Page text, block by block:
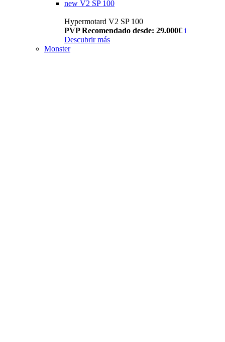
new V2 SP 100
Hypermotard V2 SP 100
PVP Recomendado desde: 29.000€ i
Descubrir más
Monster